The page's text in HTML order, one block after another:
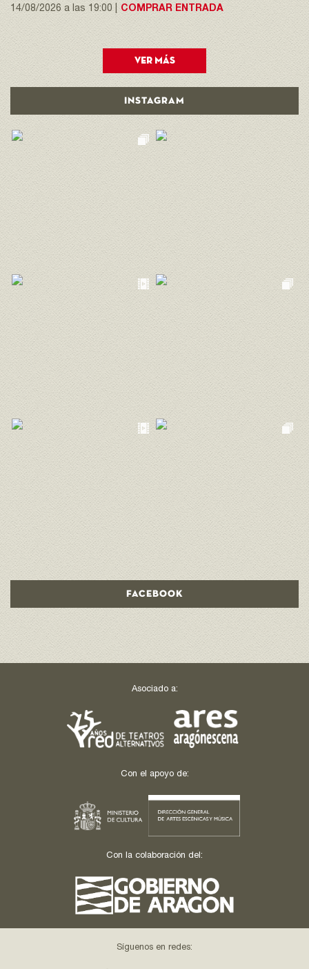
14/08/2026 a las 19:00 |
COMPRAR ENTRADA
ver más
INSTAGRAM
FACEBOOK
Asociado a:
Con el apoyo de:
Con la colaboración del:
Síguenos en redes: